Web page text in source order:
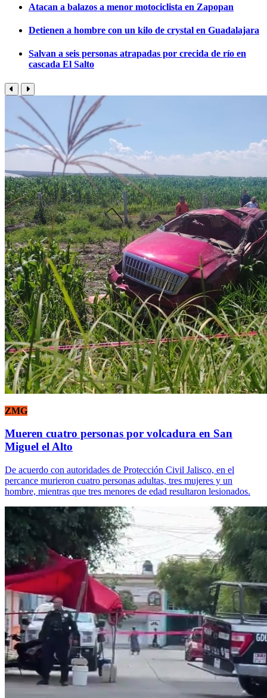
Atacan a balazos a menor motociclista en Zapopan
Detienen a hombre con un kilo de crystal en Guadalajara
Salvan a seis personas atrapadas por crecida de río en
cascada El Salto
ZMG
Mueren cuatro personas por volcadura en San
Miguel el Alto
De acuerdo con autoridades de Protección Civil Jalisco, en el
percance murieron cuatro personas adultas, tres mujeres y un
hombre, mientras que tres menores de edad resultaron lesionados.